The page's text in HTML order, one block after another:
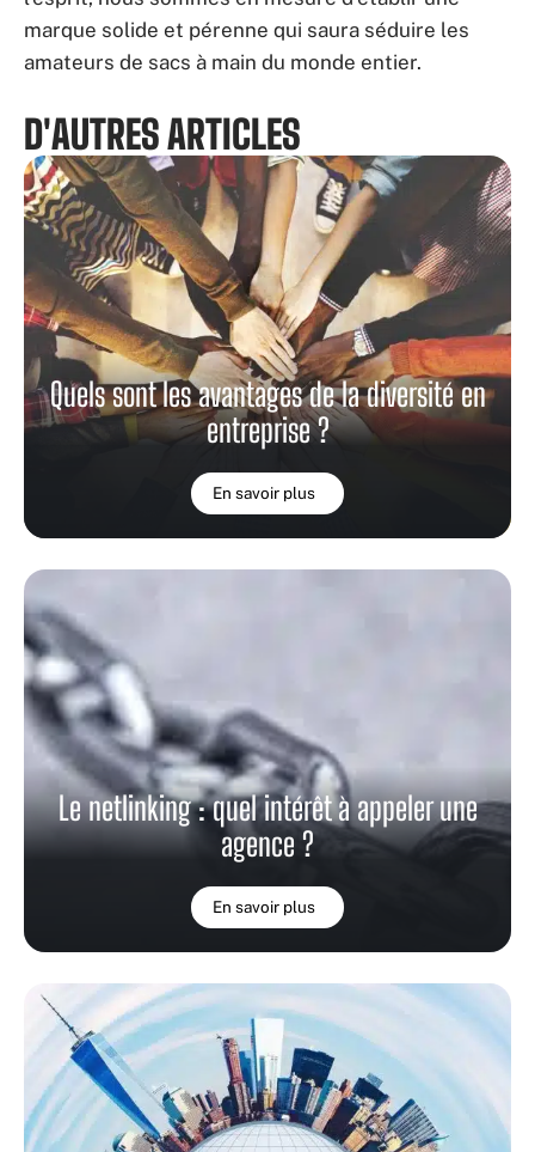
marque solide et pérenne qui saura séduire les
amateurs de sacs à main du monde entier.
D'AUTRES ARTICLES
Quels sont les avantages de la diversité en
entreprise ?
En savoir plus
Le netlinking : quel intérêt à appeler une
agence ?
En savoir plus